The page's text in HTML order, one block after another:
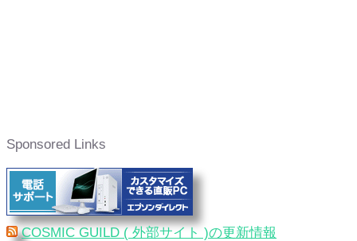
Sponsored Links
COSMIC GUILD ( 外部サイト )の更新情報